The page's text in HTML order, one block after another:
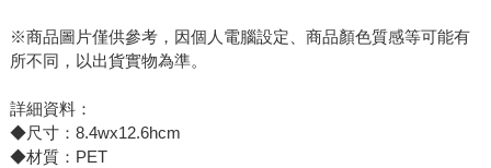
※商品圖片僅供參考，因個人電腦設定、商品顏色質感等可能有
所不同，以出貨實物為準。
詳細資料：
◆尺寸：8.4wx12.6hcm
◆材質：PET